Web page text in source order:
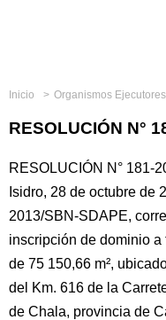
Inicio Organismos Ejecutores
RESOLUCIÓN N°
RESOLUCIÓN N° 181-
Isidro, 28 de octubre de
2013/SBN-SDAPE,
inscripción de dominio
de 75 150,66 m²,
del Km. 616 de la
de Chala, provincia de